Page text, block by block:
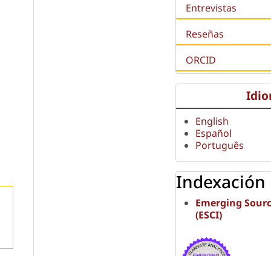
Entrevistas
Reseñas
ORCID
English
Español
Português
Indexación
Emerging
(ESCI)